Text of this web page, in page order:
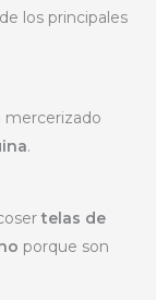
los principales
mercerizado
.
telas de
porque son